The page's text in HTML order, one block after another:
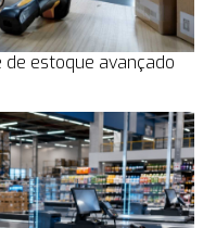
estoque avançado